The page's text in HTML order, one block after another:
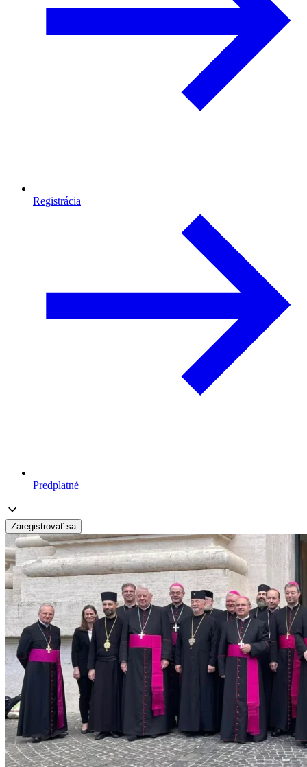
Registrácia
Predplatné
Zaregistrovať sa